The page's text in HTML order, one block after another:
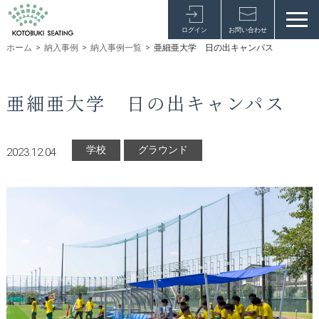
ログイン お問い合わせ
ホーム > 納入事例 > 納入事例一覧 > 亜細亜大学 日の出キャンパス
亜細亜大学 日の出キャンパス
2023.12.04 学校 グラウンド